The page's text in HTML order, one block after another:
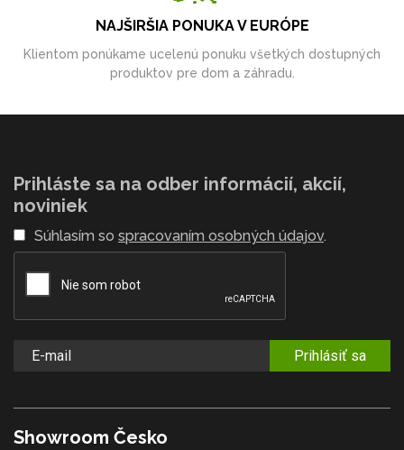
NAJŠIRŠIA PONUKA V EURÓPE
Klientom ponúkame ucelenú ponuku všetkých dostupných
produktov pre dom a záhradu.
Prihláste sa na odber informácií, akcií,
noviniek
Súhlasím so spracovaním osobných údajov.
Prihlásiť sa
Showroom Česko